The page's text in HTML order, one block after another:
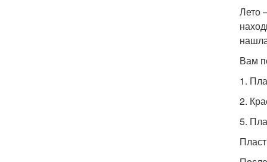
Лето
Вам
1.
2.
5.